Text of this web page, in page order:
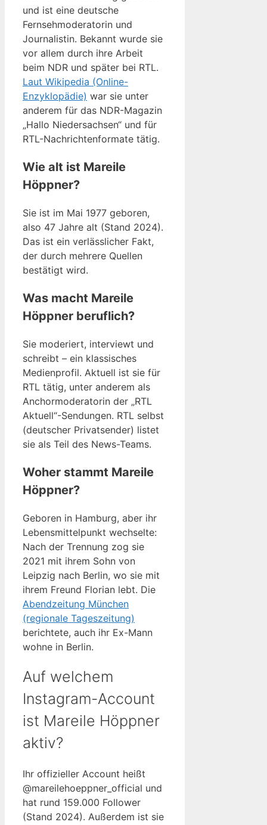
und ist eine deutsche
Fernsehmoderatorin und
Journalistin. Bekannt wurde sie
vor allem durch ihre Arbeit
beim NDR und später bei RTL.
Laut Wikipedia (Online-
Enzyklopädie) war sie unter
anderem für das NDR-Magazin
„Hallo Niedersachsen“ und für
RTL-Nachrichtenformate tätig.
Wie alt ist Mareile
Höppner?
Sie ist im Mai 1977 geboren,
also 47 Jahre alt (Stand 2024).
Das ist ein verlässlicher Fakt,
der durch mehrere Quellen
bestätigt wird.
Was macht Mareile
Höppner beruflich?
Sie moderiert, interviewt und
schreibt – ein klassisches
Medienprofil. Aktuell ist sie für
RTL tätig, unter anderem als
Anchormoderatorin der „RTL
Aktuell“-Sendungen. RTL selbst
(deutscher Privatsender) listet
sie als Teil des News-Teams.
Woher stammt Mareile
Höppner?
Geboren in Hamburg, aber ihr
Lebensmittelpunkt wechselte:
Nach der Trennung zog sie
2021 mit ihrem Sohn von
Leipzig nach Berlin, wo sie mit
ihrem Freund Florian lebt. Die
Abendzeitung München
(regionale Tageszeitung)
berichtete, auch ihr Ex-Mann
wohne in Berlin.
Auf welchem
Instagram-Account
ist Mareile Höppner
aktiv?
Ihr offizieller Account heißt
@mareilehoeppner_official und
hat rund 159.000 Follower
(Stand 2024). Außerdem ist sie